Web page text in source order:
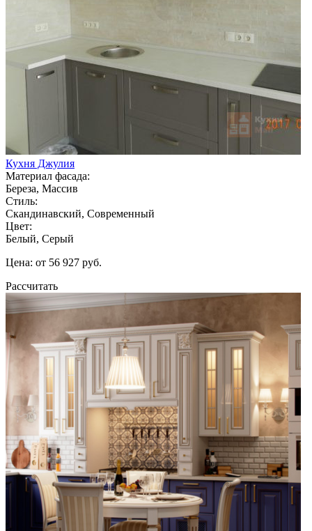
Кухня Джулия
Материал фасада:
Береза, Массив
Стиль:
Скандинавский, Современный
Цвет:
Белый, Серый
Цена: от 56 927 руб.
Рассчитать